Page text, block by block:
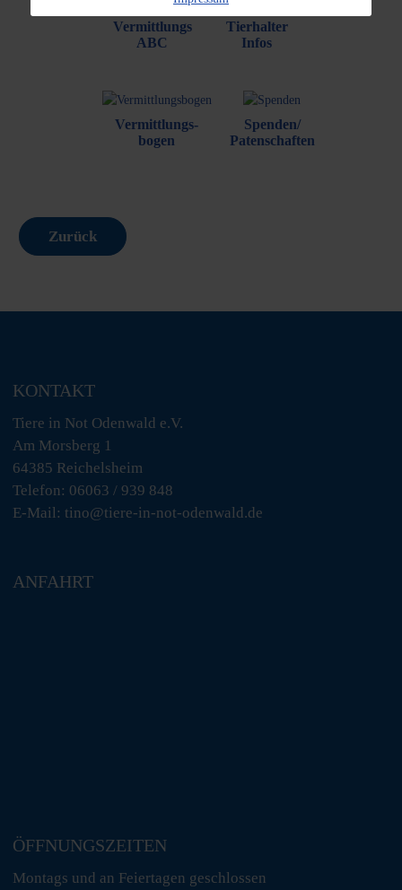
Vermittlungs
ABC
Tierhalter
Infos
Vermittlungs-
bogen
Spenden/
Patenschaften
Zurück
KONTAKT
Tiere in Not Odenwald e.V.
Am Morsberg 1
64385 Reichelsheim
Telefon: 06063 / 939 848
E-Mail: tino@tiere-in-not-odenwald.de
ANFAHRT
ÖFFNUNGSZEITEN
Montags und an Feiertagen geschlossen